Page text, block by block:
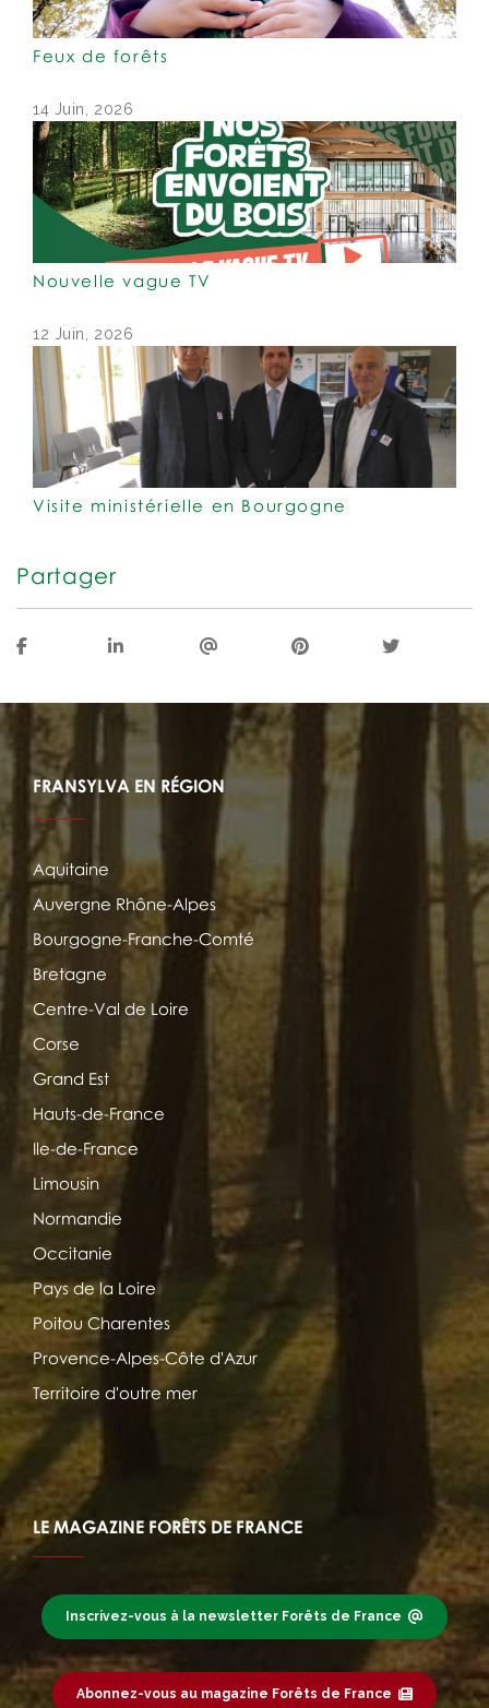
Feux de forêts
14 Juin, 2026
Nouvelle vague TV
12 Juin, 2026
Visite ministérielle en Bourgogne
Partager
FRANSYLVA EN RÉGION
Aquitaine
Auvergne Rhône-Alpes
Bourgogne-Franche-Comté
Bretagne
Centre-Val de Loire
Corse
Grand Est
Hauts-de-France
Ile-de-France
Limousin
Normandie
Occitanie
Pays de la Loire
Poitou Charentes
Provence-Alpes-Côte d'Azur
Territoire d'outre mer
LE MAGAZINE FORÊTS DE FRANCE
Inscrivez-vous à la newsletter Forêts de France
Abonnez-vous au magazine Forêts de France